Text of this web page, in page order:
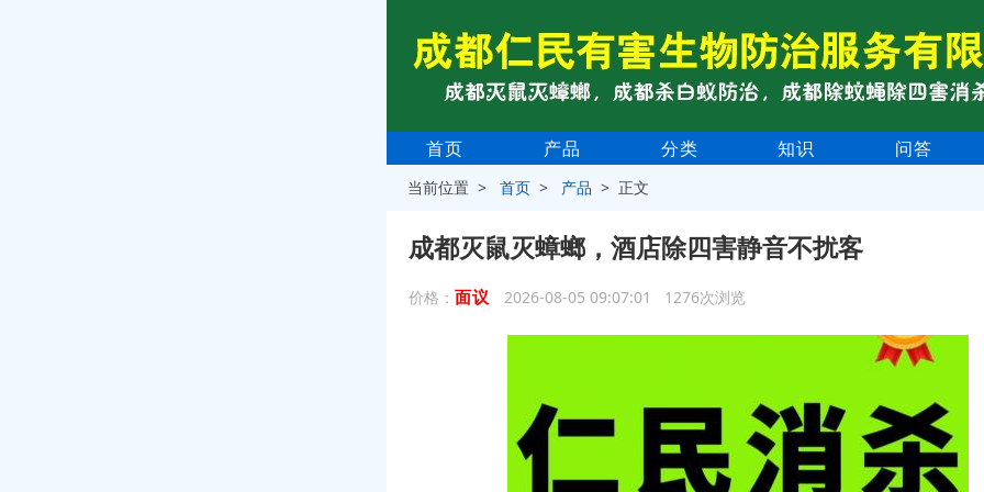
首页 产品 分类 知识 问答
当前位置 >首页 > 产品 > 正文
成都灭鼠灭蟑螂，酒店除四害静音不扰客
价格： 面议 2026-08-05 09:07:01 1276次浏览